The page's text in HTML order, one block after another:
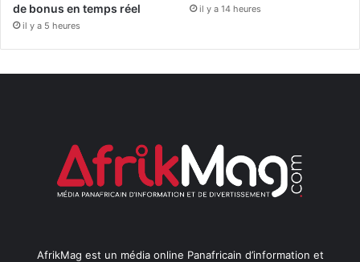
de bonus en temps réel
il y a 5 heures
il y a 14 heures
AfrikMag est un média online Panafricain d’information et